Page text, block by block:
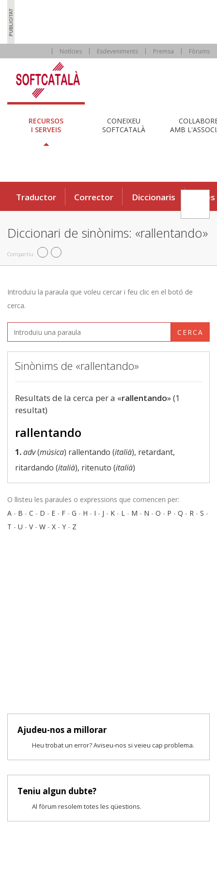
Notícies Esdeveniments Premsa Fòrums
RECURSOS
I SERVEIS
CONEIXEU
SOFTCATALÀ
AMB
Traductor Corrector Diccionaris Eines
Diccionari de sinònims: «rallentando»
Compartiu
Introduïu la paraula que voleu cercar i feu clic en el botó de
cerca.
CERCA
Sinònims de «rallentando»
Resultats de la cerca per a «rallentando» (1
resultat)
rallentando
1.adv(música) rallentando (italià), retardant,
ritardando (italià), ritenuto (italià)
O llisteu les paraules o expressions que comencen per:
A - B - C - D - E - F - G - H - I - J - K - L - M - N - O - P - Q - R - S -
T - U - V- W - X - Y - Z
Ajudeu-nos a millorar
Heu trobat un error? Aviseu-nos si veieu cap problema.
Teniu algun dubte?
Al fòrum resolem totes les qüestions.